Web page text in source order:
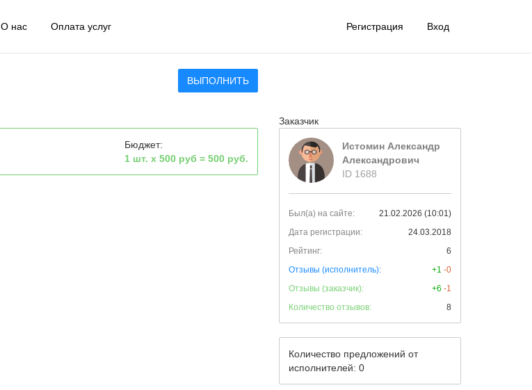
О нас Оплата услуг Регистрация Вход
ВЫПОЛНИТЬ
Бюджет:
1 шт. х 500 руб = 500 руб.
Заказчик
Истомин Александр
Александрович
ID 1688
Был(а) на сайте:
21.02.2026 (10:01)
Дата регистрации:
24.03.2018
Рейтинг:
6
Отзывы (исполнитель):
+1 -0
Отзывы (заказчик):
+6 -1
Количество отзывов:
8
Количество предложений от
исполнителей: 0